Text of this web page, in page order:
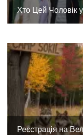
Хто Цей Чоловік
Реєстрація на